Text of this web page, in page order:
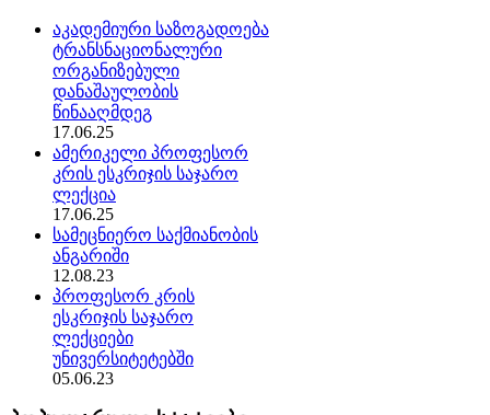
აკადემიური საზოგადოება
ტრანსნაციონალური
ორგანიზებული
დანაშაულობის
წინააღმდეგ
17.06.25
ამერიკელი პროფესორ
კრის ესკრიჯის საჯარო
ლექცია
17.06.25
სამეცნიერო საქმიანობის
ანგარიში
12.08.23
პროფესორ კრის
ესკრიჯის საჯარო
ლექციები
უნივერსიტეტებში
05.06.23